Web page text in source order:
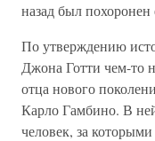
назад был
По утверждению
Джона Готти чем-то
отца нового
Карло Гамбино. В
человек, за